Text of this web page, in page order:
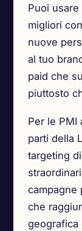
Puoi
migliori
nuove
al tuo
paid che
piuttosto
Per le PMI
parti della
targeting
campagne
che
geografica